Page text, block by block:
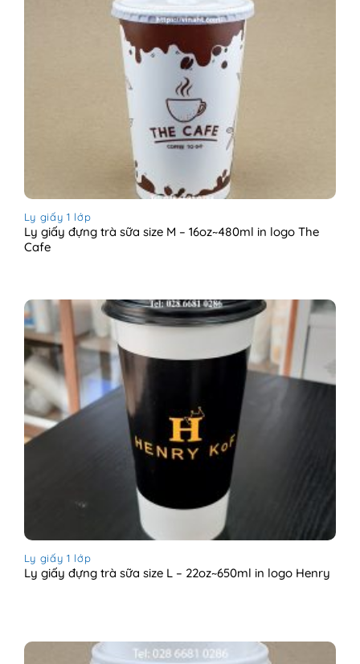
Ly giấy 1 lớp
Ly giấy đựng trà sữa size M – 16oz~480ml in logo The
Cafe
Ly giấy 1 lớp
Ly giấy đựng trà sữa size L – 22oz~650ml in logo Henry